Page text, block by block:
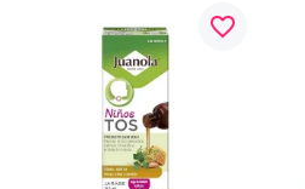
favorite_border